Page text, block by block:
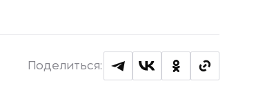
Поделиться: